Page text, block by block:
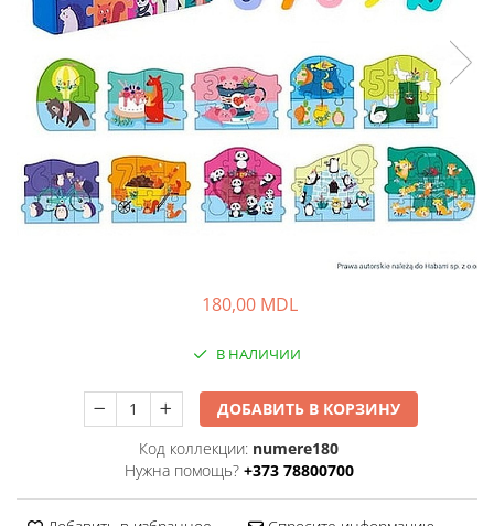
180,00 MDL
В НАЛИЧИИ
ДОБАВИТЬ В КОРЗИНУ
Код коллекции: numere180
Нужна помощь? +373 78800700